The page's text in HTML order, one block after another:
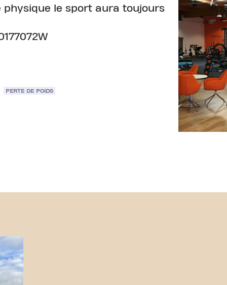
le sport aura toujours
PERTE DE POIDS